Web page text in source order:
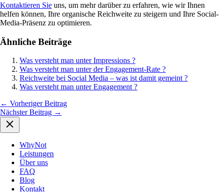
Kontaktieren Sie uns, um mehr darüber zu erfahren, wie wir Ihnen
helfen können, Ihre organische Reichweite zu steigern und Ihre Social-
Media-Präsenz zu optimieren.
Ähnliche Beiträge
Was versteht man unter Impressions ?
Was versteht man unter der Engagement-Rate ?
Reichweite bei Social Media – was ist damit gemeint ?
Was versteht man unter Engagement ?
← Vorheriger Beitrag
Nächster Beitrag →
WhyNot
Leistungen
Über uns
FAQ
Blog
Kontakt